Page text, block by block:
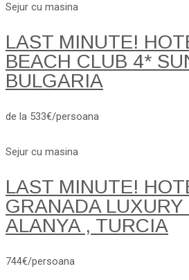
Sejur cu masina
LAST MINUTE!
BEACH CLUB 4*
BULGARIA
de la 533€/persoana
Sejur cu masina
LAST MINUTE!
GRANADA LUXURY
ALANYA , TURCIA
744€/persoana